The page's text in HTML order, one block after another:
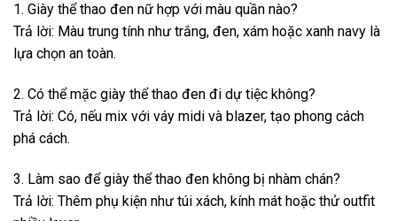
1. Giày thể thao đen nữ hợp với màu quần nào?
Trả lời: Màu trung tính như trắng, đen, xám hoặc xanh navy là
lựa chọn an toàn.
2. Có thể mặc giày thể thao đen đi dự tiệc không?
Trả lời: Có, nếu mix với váy midi và blazer, tạo phong cách
phá cách.
3. Làm sao để giày thể thao đen không bị nhàm chán?
Trả lời: Thêm phụ kiện như túi xách, kính mát hoặc thử outfit